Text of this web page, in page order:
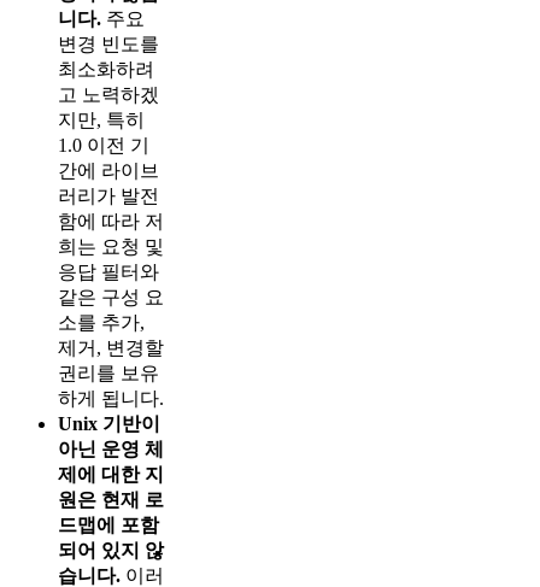
니다. 주요
변경 빈도를
최소화하려
고 노력하겠
지만, 특히
1.0 이전 기
간에 라이브
러리가 발전
함에 따라 저
희는 요청 및
응답 필터와
같은 구성 요
소를 추가,
제거, 변경할
권리를 보유
하게 됩니다.
Unix 기반이
아닌 운영 체
제에 대한 지
원은 현재 로
드맵에 포함
되어 있지 않
습니다. 이러